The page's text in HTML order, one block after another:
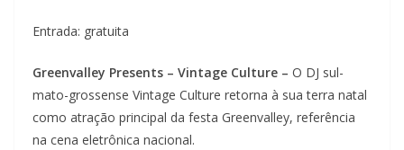
Entrada: gratuita
Greenvalley Presents – Vintage Culture – O DJ sul-
mato-grossense Vintage Culture retorna à sua terra natal
como atração principal da festa Greenvalley, referência
na cena eletrônica nacional.